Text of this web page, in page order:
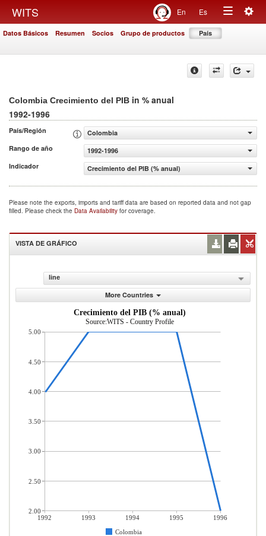
WITS En Es
Toggle
Datos Básicos Resumen Socios Grupo de productos País
Colombia Crecimiento del PIB in % anual
1992-1996
País/Región
Colombia
Rango de año
1992-1996
Indicador
Crecimiento del PIB (% anual)
Please note the exports, imports and tariff data are based on reported data and not gap
filled. Please check the Data Availability for coverage.
VISTA DE GRÁFICO
line
More Countries
Crecimiento del PIB (% anual)
Source:WITS - Country Profile
1992 1993 1994 1995
1996
Colombia
5.00
4.50
4.00
3.50
3.00
2.50
2.00